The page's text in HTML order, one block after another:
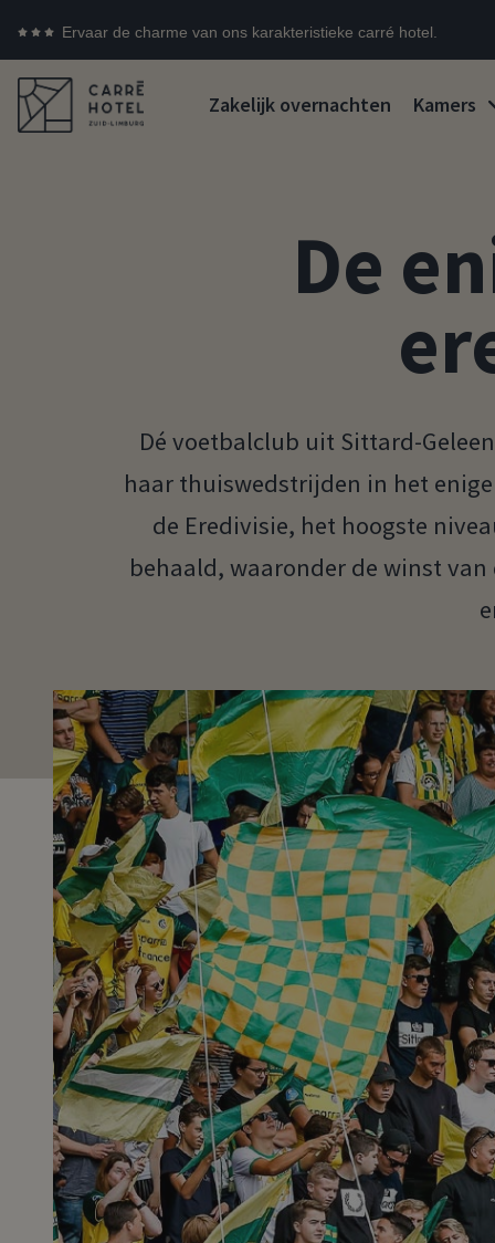
Ervaar de charme van ons karakteristieke carré hotel.
Zakelijk overnachten Kamers
De
Dé voetbalclub uit Sittard-
haar thuiswedstrijden in het
de Eredivisie, het hoogste
behaald, waaronder de winst van